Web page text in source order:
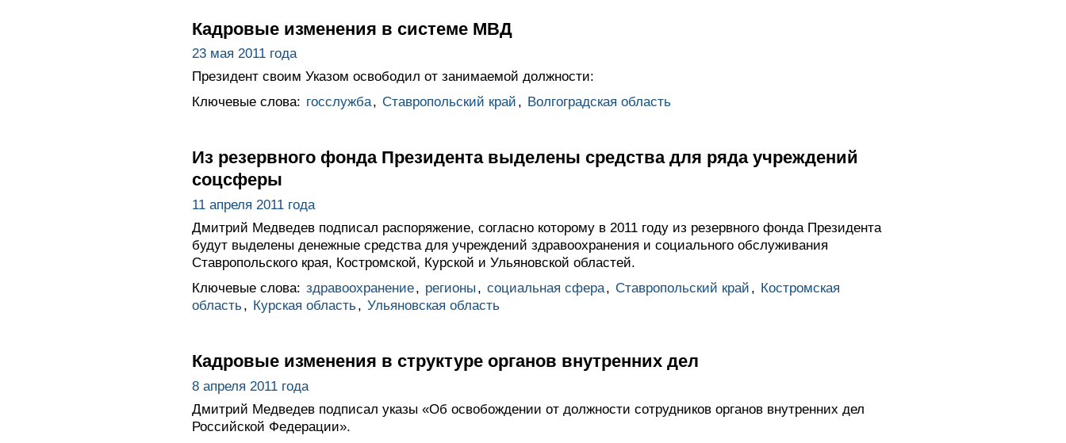
Кадровые изменения в системе МВД
23 мая 2011 года
Президент своим Указом освободил от занимаемой должности:
Ключевые слова: госслужба, Ставропольский край , Волгоградская область
Из резервного фонда Президента выделены средства для ряда учреждений
соцсферы
11 апреля 2011 года
Дмитрий Медведев подписал распоряжение, согласно которому в 2011 году из резервного фонда Президента
будут выделены денежные средства для учреждений здравоохранения и социального обслуживания
Ставропольского края, Костромской, Курской и Ульяновской областей.
Ключевые слова: здравоохранение, регионы , социальная сфера, Ставропольский край , Костромская
область, Курская область, Ульяновская область
Кадровые изменения в структуре органов внутренних дел
8 апреля 2011 года
Дмитрий Медведев подписал указы «Об освобождении от должности сотрудников органов внутренних дел
Российской Федерации».